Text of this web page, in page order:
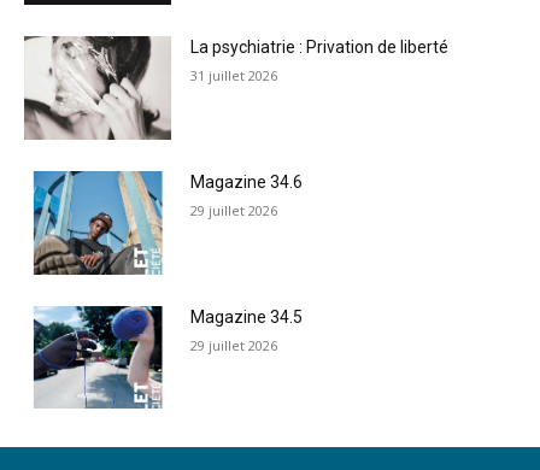
La psychiatrie : Privation de liberté
31 juillet 2026
Magazine 34.6
29 juillet 2026
Magazine 34.5
29 juillet 2026